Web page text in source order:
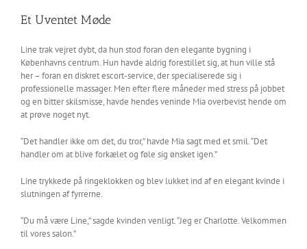
Et Uventet Møde
Line trak vejret dybt, da hun stod foran den elegante bygning i
Københavns centrum. Hun havde aldrig forestillet sig, at hun ville stå
her – foran en diskret escort-service, der specialiserede sig i
professionelle massager. Men efter flere måneder med stress på jobbet
og en bitter skilsmisse, havde hendes veninde Mia overbevist hende om
at prøve noget nyt.
“Det handler ikke om det, du tror,” havde Mia sagt med et smil. “Det
handler om at blive forkælet og føle sig ønsket igen.”
Line trykkede på ringeklokken og blev lukket ind af en elegant kvinde i
slutningen af fyrrerne.
“Du må være Line,” sagde kvinden venligt. “Jeg er Charlotte. Velkommen
til vores salon.”